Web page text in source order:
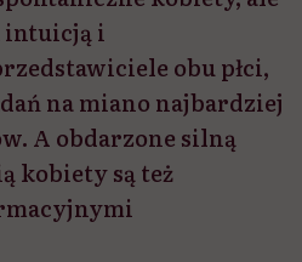
intuicją i
obu płci,
na miano najbardziej
A obdarzone silną
kobiety są też